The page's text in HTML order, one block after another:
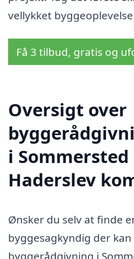
vellykket
Få 3 tilbud, gratis og
Oversigt over
i
Haderslev
Ønsker du selv at finde
byggesagkyndig der
byggerådgivning i